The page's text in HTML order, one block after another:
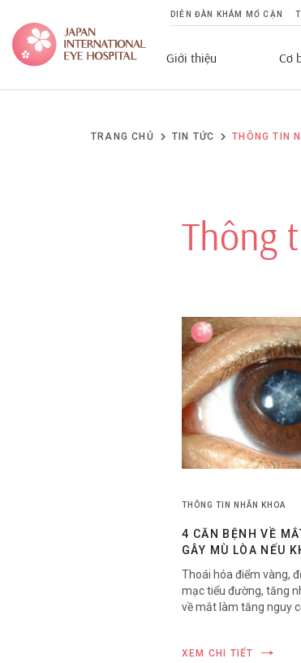
DIỄN ĐÀN KHÁM MỔ CẬN
Giới thiệu Cơ
TRANG CHỦ TIN TỨC THÔNG TIN
Thông
THÔNG TIN NHÃN KHOA
4 CĂN BỆNH VỀ
GÂY MÙ LÒA NẾU
CHỮA TRỊ KỊP THỜI
Thoái hóa điểm vàng,
mạc tiểu đường, tăng
về mắt làm tăng nguy
XEM CHI TIẾT